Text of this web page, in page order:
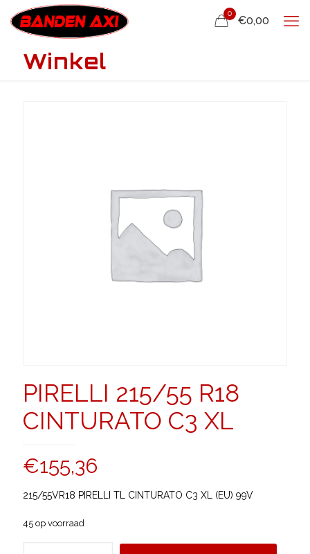
0
€0,00
Winkel
PIRELLI 215/55 R18
CINTURATO C3 XL
€155,36
215/55VR18 PIRELLI TL CINTURATO C3 XL (EU) 99V
45 op voorraad